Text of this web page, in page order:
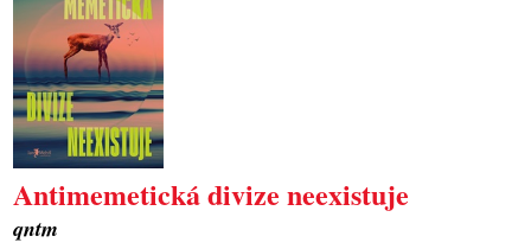
Antimemetická divize neexistuje
qntm